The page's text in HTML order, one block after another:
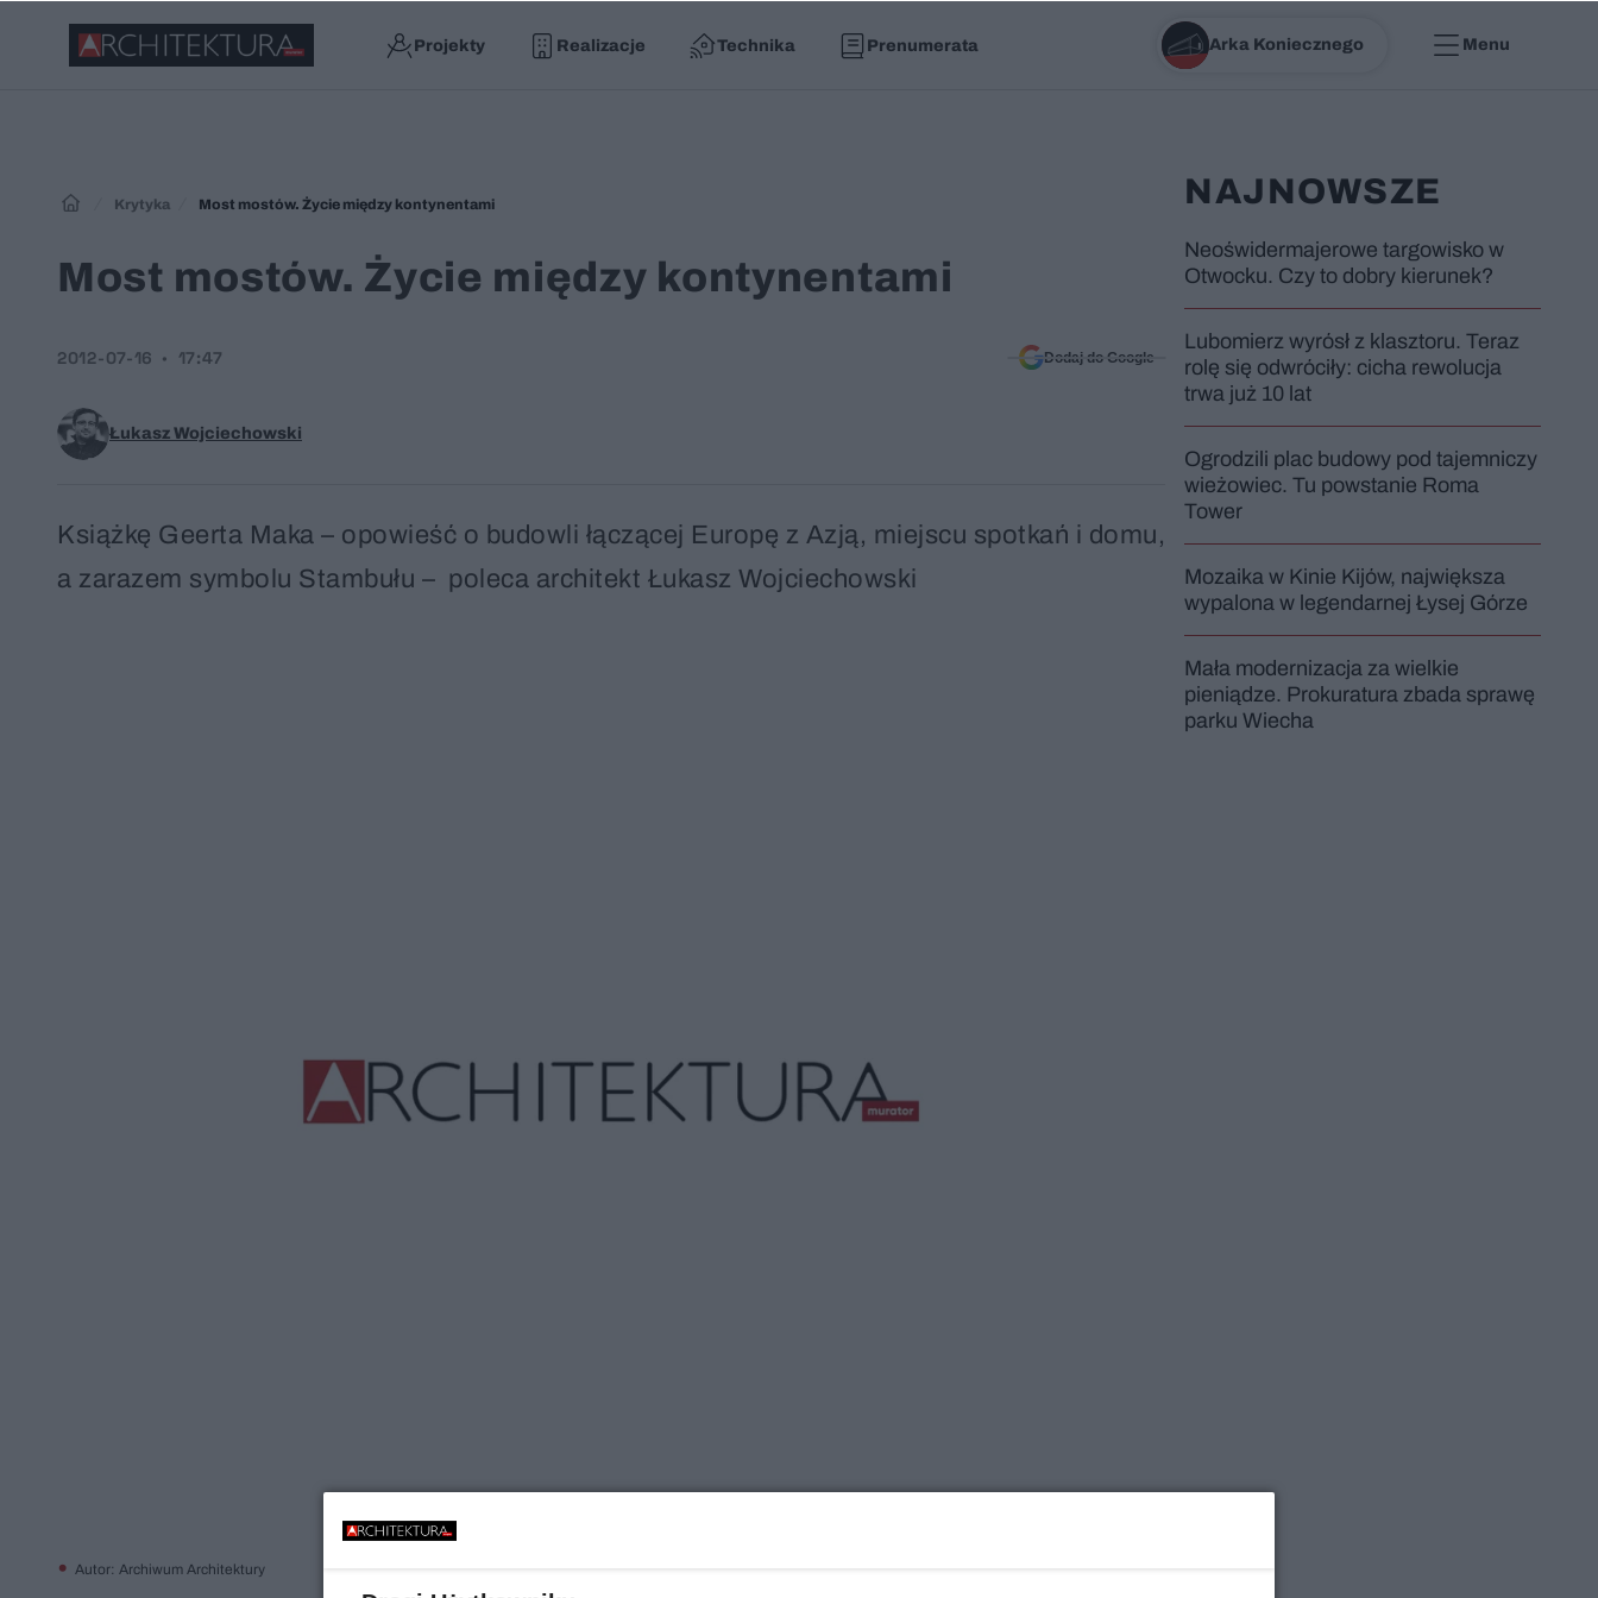
Projekty Realizacje Technika Prenumerata Arka Koniecznego Menu
Krytyka Most mostów. Życie między kontynentami
Most mostów. Życie między kontynentami
Łukasz Wojciechowski
2012-07-16 17:47 Dodaj do Google
Książkę Geerta Maka – opowieść o budowli łączącej Europę z Azją, miejscu spotkań i domu,
a zarazem symbolu Stambułu – poleca architekt Łukasz Wojciechowski
Autor: Archiwum Architektury
NAJNOWSZE
Neoświdermajerowe targowisko w
Otwocku. Czy to dobry kierunek?
Lubomierz wyrósł z klasztoru. Teraz
rolę się odwróciły: cicha rewolucja
trwa już 10 lat
Ogrodzili plac budowy pod tajemniczy
wieżowiec. Tu powstanie Roma
Tower
Mozaika w Kinie Kijów, największa
wypalona w legendarnej Łysej Górze
Mała modernizacja za wielkie
pieniądze. Prokuratura zbada sprawę
parku Wiecha